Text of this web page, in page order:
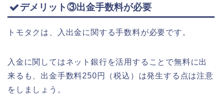
デメリット③出金手数料が必要
トモタクは、入出金に関する手数料が必要です。
入金に関してはネット銀行を活用することで無料に出
来るも、出金手数料250円（税込）は発生する点は注意
をしましょう。